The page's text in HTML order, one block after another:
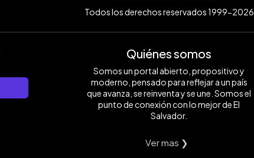
Todos los derechos reservados 1999-2026
Quiénes somos
Somos un portal abierto, propositivo y
moderno, pensado para reflejar a un país
que avanza, se reinventa y se une. Somos el
punto de conexión con lo mejor de El
Salvador.
Ver mas ❯